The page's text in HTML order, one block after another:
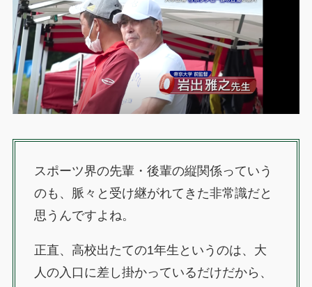
スポーツ界の先輩・後輩の縦関係っていう
のも、脈々と受け継がれてきた非常識だと
思うんですよね。
正直、高校出たての1年生というのは、大
人の入口に差し掛かっているだけだから、